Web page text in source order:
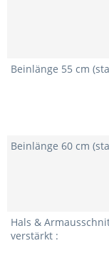
Beinlänge 55 cm
Beinlänge 60 cm
Hals &
verstärkt :